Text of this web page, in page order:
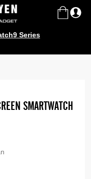
Series
SMARTWATCH